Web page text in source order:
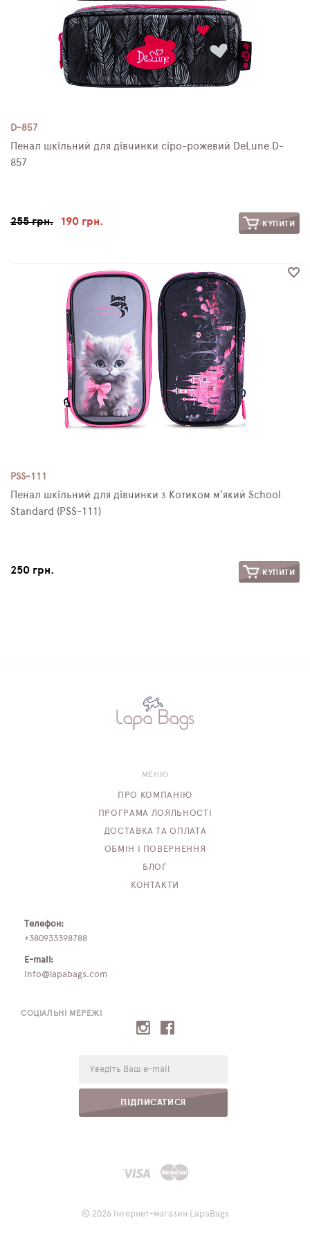
D-857
Пенал шкільний для дівчинки сіро-рожевий DeLune D-
857
255 грн. 190 грн. КУПИТИ
PSS-111
Пенал шкільний для дівчинки з Котиком м'який School
Standard (PSS-111)
250 грн. КУПИТИ
СОЦІАЛЬНІ МЕРЕЖІ
ПІДПИСАТИСЯ
МЕНЮ
ПРО КОМПАНІЮ
ПРОГРАМА ЛОЯЛЬНОСТІ
ДОСТАВКА ТА ОПЛАТА
ОБМІН І ПОВЕРНЕННЯ
БЛОГ
КОНТАКТИ
Телефон:
+380933398788
E-mail:
info@lapabags.com
© 2026 Інтернет-магазин LapaBags